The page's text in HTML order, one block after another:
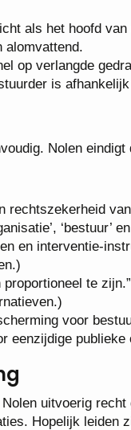
als het hoofd
alomvattend.
op verlangde
is
Nolen
rechtszekerheid
‘bestuur’
en interventie-
te
voor
eenzijdige publieke
uitvoerig
Hopelijk leiden